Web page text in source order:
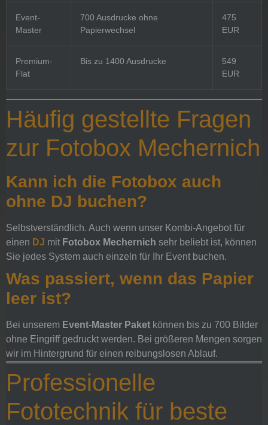
Event-
Master
700 Ausdrucke ohne
Papierwechsel
475
EUR
Premium-
Flat
Bis zu 1400 Ausdrucke
549
EUR
Häufig gestellte Fragen
zur Fotobox Mechernich
Kann ich die Fotobox auch
ohne DJ buchen?
Selbstverständlich. Auch wenn unser Kombi-Angebot für
einen DJ mit Fotobox Mechernich sehr beliebt ist, können
Sie jedes System auch einzeln für Ihr Event buchen.
Was passiert, wenn das Papier
leer ist?
Bei unserem Event-Master Paket können bis zu 700 Bilder
ohne Eingriff gedruckt werden. Bei größeren Mengen sorgen
wir im Hintergrund für einen reibungslosen Ablauf.
Professionelle
Fototechnik für beste